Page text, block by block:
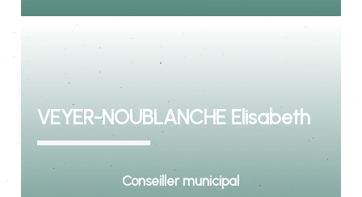
VEYER-NOUBLANCHE Elisabeth
Conseiller municipal